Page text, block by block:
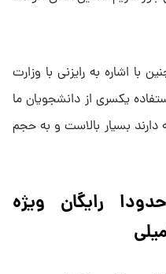
با اشاره به رایزنی با وزارت
یکسری از دانشجویان ما
دارند بسیار بالاست و به حجم
رایگان ویژه